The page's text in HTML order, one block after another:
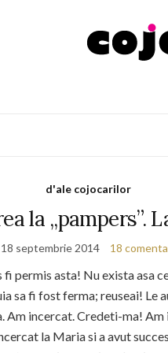
d'ale cojocarilor
la „pampers”.
18 septembrie 2014 18
fi permis asta! Nu exista asa
sa fi fost ferma; reuseai! Le
Am incercat. Credeti-ma!
la Maria si a avut